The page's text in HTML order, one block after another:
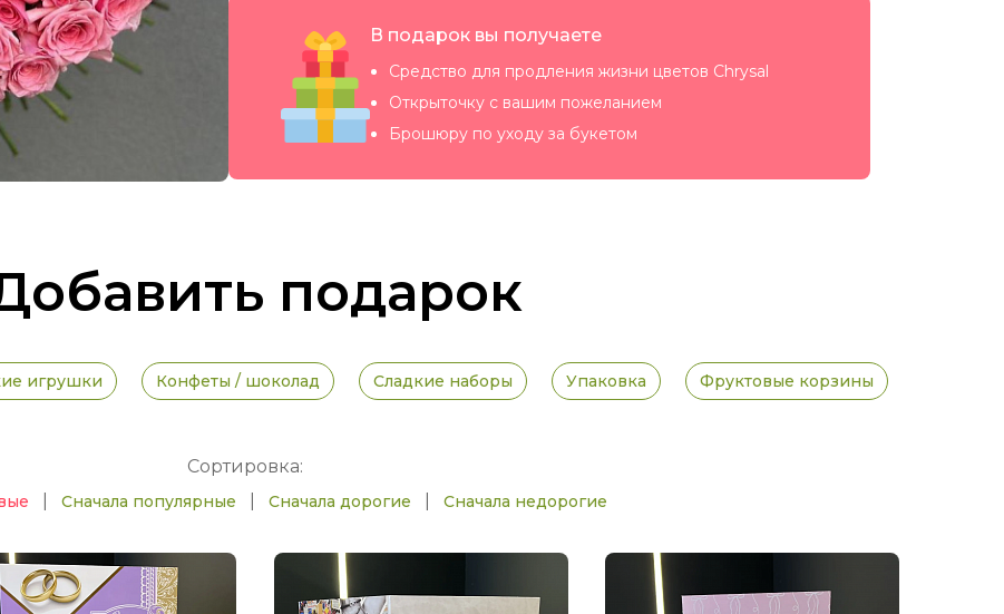
В подарок вы получаете
Средство для продления жизни цветов Chrysal
Открыточку с вашим пожеланием
Брошюру по уходу за букетом
подарок
игрушки Конфеты / шоколад Сладкие наборы Упаковка Фруктовые корзины
Сортировка:
Сначала популярные Сначала дорогие Сначала недорогие